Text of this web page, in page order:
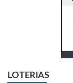
LOTERIAS